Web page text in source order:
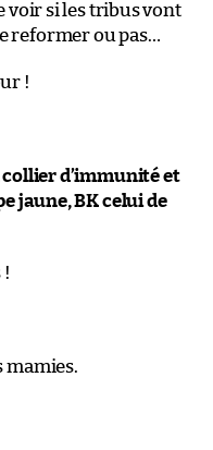
voir si les tribus vont
reformer ou pas…
!
d’immunité et
jaune, BK celui de
!
mamies.